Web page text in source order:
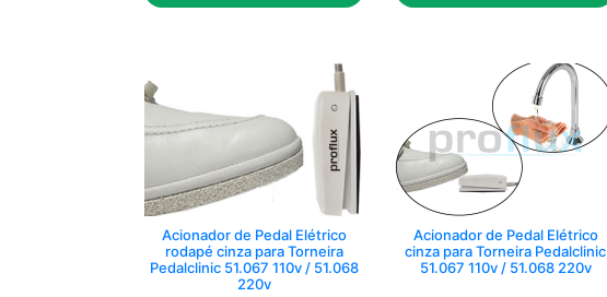
Acionador de Pedal Elétrico
rodapé cinza para Torneira
Pedalclinic 51.067 110v / 51.068
220v
Acionador de Pedal Elétrico
cinza para Torneira Pedalclinic
51.067 110v / 51.068 220v